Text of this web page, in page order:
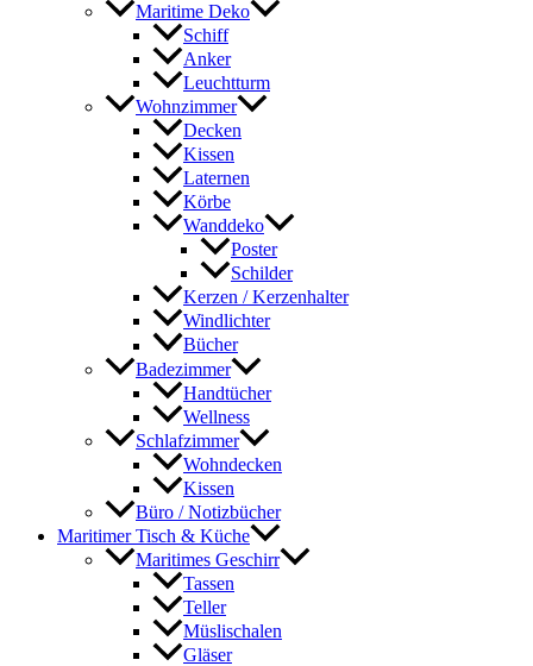
Maritime Deko
Schiff
Anker
Leuchtturm
Wohnzimmer
Decken
Kissen
Laternen
Körbe
Wanddeko
Poster
Schilder
Kerzen / Kerzenhalter
Windlichter
Bücher
Badezimmer
Handtücher
Wellness
Schlafzimmer
Wohndecken
Kissen
Büro / Notizbücher
Maritimer Tisch & Küche
Maritimes Geschirr
Tassen
Teller
Müslischalen
Gläser